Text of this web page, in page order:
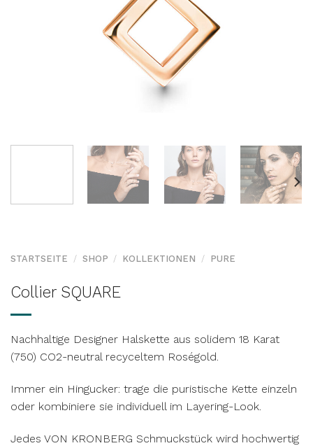
STARTSEITE / SHOP / KOLLEKTIONEN / PURE
Collier SQUARE
Nachhaltige Designer Halskette aus solidem 18 Karat
(750) CO2-neutral recyceltem Roségold.
Immer ein Hingucker: trage die puristische Kette einzeln
oder kombiniere sie individuell im Layering-Look.
Jedes VON KRONBERG Schmuckstück wird hochwertig